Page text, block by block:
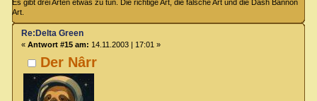
Es gibt drei Arten etwas zu tun. Die richtige Art, die falsche Art und die Dash Bannon
Art.
Der Nârr
Re:Delta Green
« Antwort #15 am: 14.11.2003 | 17:01 »